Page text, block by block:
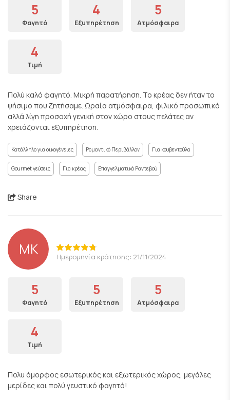
5
Φαγητό
4
Εξυπηρέτηση
5
Ατμόσφαιρα
4
Τιμή
Πολύ καλό φαγητό. Μικρή παρατήρηση. Το κρέας δεν ήταν το
ψήσιμο που ζητήσαμε. Ωραία ατμόσφαιρα, φιλικό προσωπικό
αλλά λίγη προσοχή γενική στον χώρο στους πελάτες αν
χρειάζονται εξυπηρέτηση.
Κατάλληλο για οικογένειες Ρομαντικό Περιβάλλον Για κουβεντούλα
Gourmet γεύσεις Για κρέας Επαγγελματικό Ραντεβού
Share
ΜΚ Ημερομηνία κράτησης: 21/11/2024
5
Φαγητό
5
Εξυπηρέτηση
5
Ατμόσφαιρα
4
Τιμή
Πολυ όμορφος εσωτερικός και εξωτερικός χώρος, μεγάλες
μερίδες και πολύ γευστικό φαγητό!